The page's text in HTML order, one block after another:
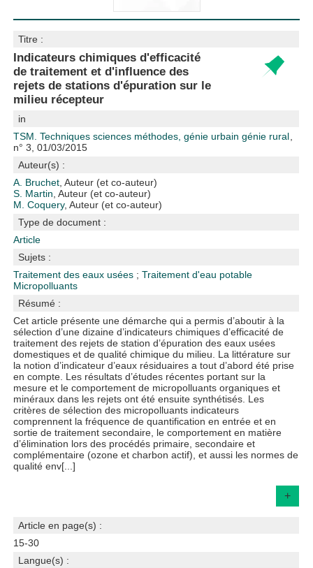
Titre :
Indicateurs chimiques d'efficacité
de traitement et d'influence des
rejets de stations d'épuration sur le
milieu récepteur
in
TSM. Techniques sciences méthodes, génie urbain génie rural
n° 3, 01/03/2015
Auteur(s) :
A. Bruchet , Auteur (et co-auteur)
S. Martin , Auteur (et co-auteur)
M. Coquery, Auteur (et co-auteur)
Type de document :
Article
Sujets :
Traitement des eaux usées ;Traitement d'eau potable
Micropolluants
Résumé :
Cet article présente une démarche qui a permis d’aboutir à la
sélection d’une dizaine d’indicateurs chimiques d’efficacité de
traitement des rejets de station d’épuration des eaux usées
domestiques et de qualité chimique du milieu. La littérature sur
la notion d’indicateur d’eaux résiduaires a tout d’abord été prise
en compte. Les résultats d’études récentes portant sur la
mesure et le comportement de micropolluants organiques et
minéraux dans les rejets ont été ensuite synthétisés. Les
critères de sélection des micropolluants indicateurs
comprennent la fréquence de quantification en entrée et en
sortie de traitement secondaire, le comportement en matière
d’élimination lors des procédés primaire, secondaire et
complémentaire (ozone et charbon actif), et aussi les normes de
qualité env[...]
+
Article en page(s) :
15-30
Langue(s) :